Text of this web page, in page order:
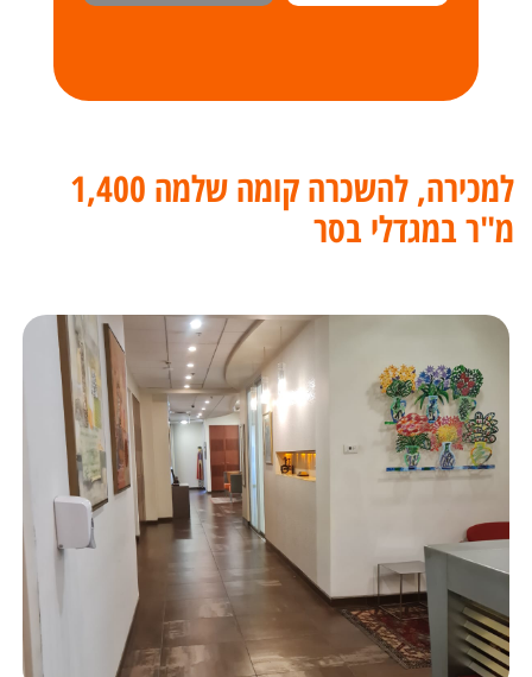
למכירה, להשכרה קומה שלמה 1,400
מ"ר במגדלי בסר